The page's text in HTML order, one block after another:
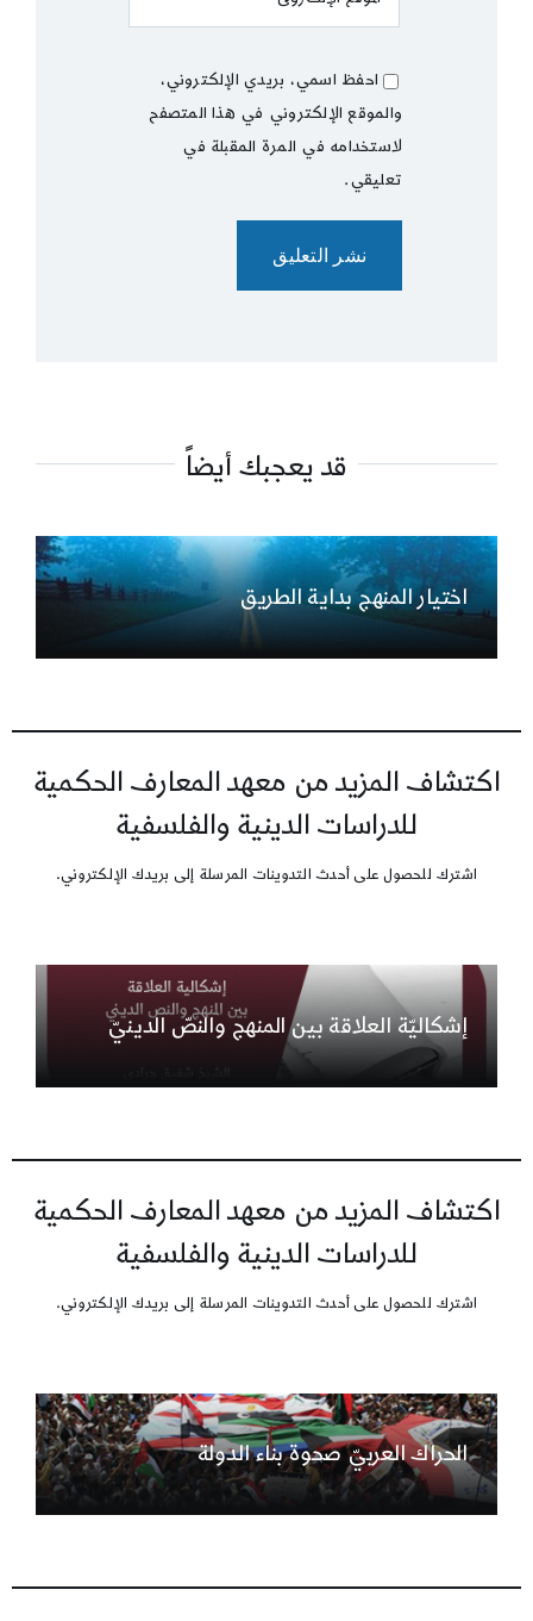
احفظ اسمي، بريدي الإلكتروني،
والموقع الإلكتروني في هذا المتصفح
لاستخدامه في المرة المقبلة في
تعليقي.
قد يعجبك أيضاً
اختيار المنهج بداية الطريق
اكتشاف المزيد من معهد المعارف الحكمية
للدراسات الدينية والفلسفية
اشترك للحصول على أحدث التدوينات المرسلة إلى بريدك الإلكتروني.
إشكاليّة العلاقة بين المنهج والنصّ الدينيّ
اكتشاف المزيد من معهد المعارف الحكمية
للدراسات الدينية والفلسفية
اشترك للحصول على أحدث التدوينات المرسلة إلى بريدك الإلكتروني.
الحراك العربيّ صحوة بناء الدولة